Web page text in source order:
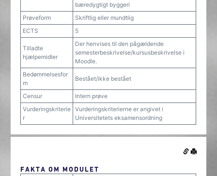
bæredygtigt byggeri
Prøveform
Skriftlig eller mundtlig
ECTS
5
Tilladte
hjælpemidler
Der henvises til den pågældende
semesterbeskrivelse/kursusbeskrivelse i
Moodle.
Bedømmelsesfor
m
Bestået/ikke bestået
Censur
Intern prøve
Vurderingskriterie
r
Vurderingskriterierne er angivet i
Universitetets eksamensordning
FAKTA OM MODULET